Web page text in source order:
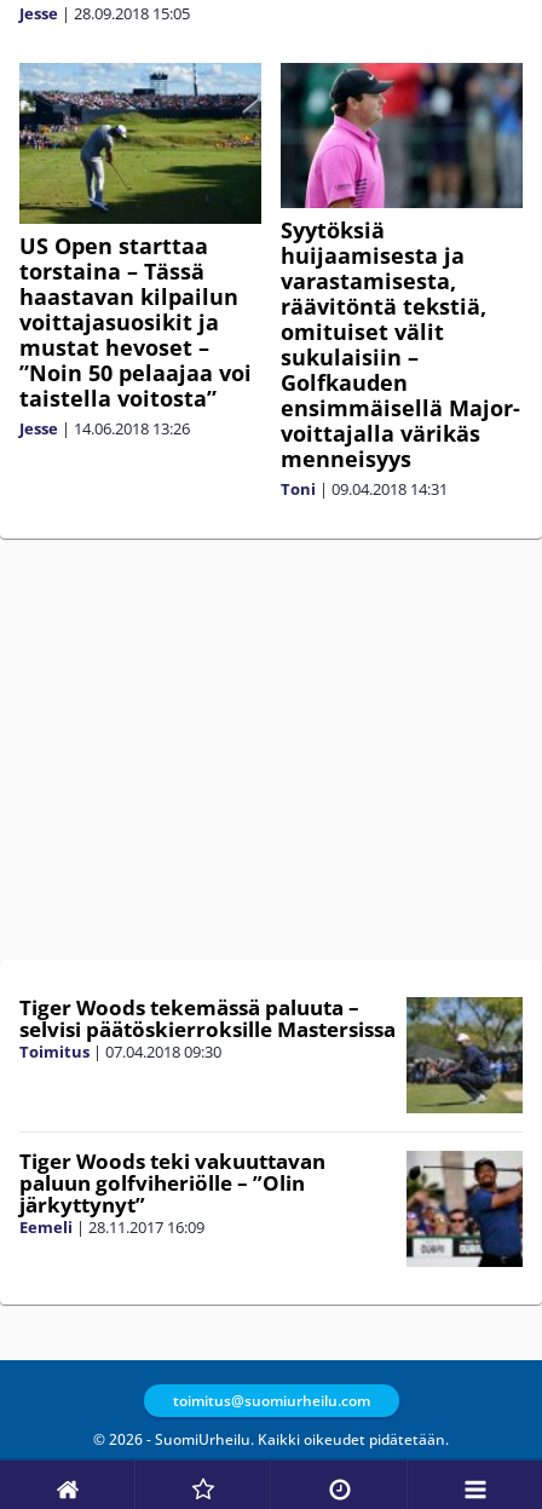
Jesse | 28.09.2018 15:05
US Open starttaa
torstaina – Tässä
haastavan kilpailun
voittajasuosikit ja
mustat hevoset –
”Noin 50 pelaajaa voi
taistella voitosta”
Jesse | 14.06.2018 13:26
Syytöksiä
huijaamisesta ja
varastamisesta,
räävitöntä tekstiä,
omituiset välit
sukulaisiin –
Golfkauden
ensimmäisellä Major-
voittajalla värikäs
menneisyys
Toni | 09.04.2018 14:31
Tiger Woods tekemässä paluuta –
selvisi päätöskierroksille Mastersissa
Toimitus | 07.04.201809:30
Tiger Woods teki vakuuttavan
paluun golfviheriölle – ”Olin
järkyttynyt”
Eemeli | 28.11.2017 16:09
© 2026 - SuomiUrheilu. Kaikki oikeudet pidätetään.
toimitus@suomiurheilu.com